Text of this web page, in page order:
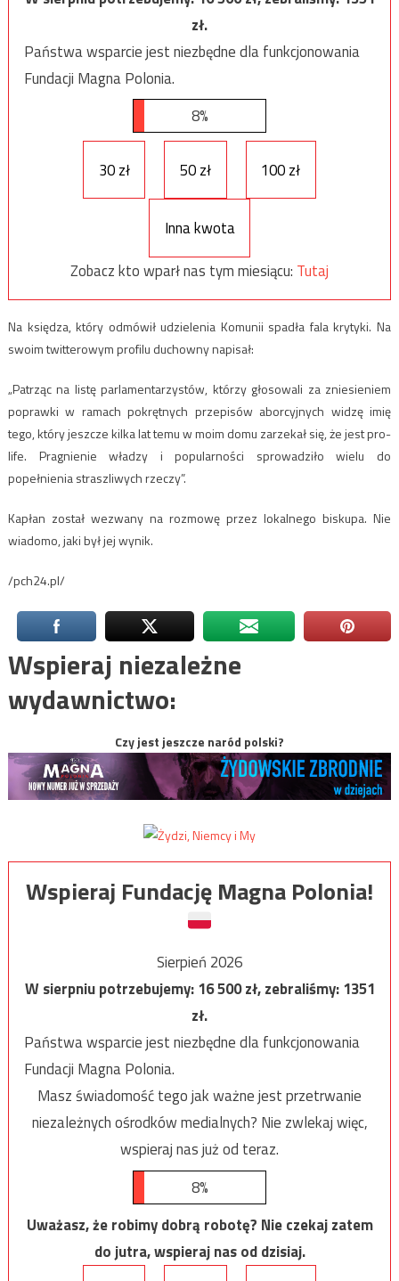
zł.
Państwa wsparcie jest niezbędne dla funkcjonowania
Fundacji Magna Polonia.
8%
30 zł 50 zł 100 zł
Inna kwota
Zobacz kto wparł nas tym miesiącu: Tutaj
Na księdza, który odmówił udzielenia Komunii spadła fala krytyki. Na
swoim twitterowym profilu duchowny napisał:
„Patrząc na listę parlamentarzystów, którzy głosowali za zniesieniem
poprawki w ramach pokrętnych przepisów aborcyjnych widzę imię
tego, który jeszcze kilka lat temu w moim domu zarzekał się, że jest pro-
life. Pragnienie władzy i popularności sprowadziło wielu do
popełnienia straszliwych rzeczy”.
Kapłan został wezwany na rozmowę przez lokalnego biskupa. Nie
wiadomo, jaki był jej wynik.
/pch24.pl/
Wspieraj niezależne
wydawnictwo:
Czy jest jeszcze naród polski?
Wspieraj Fundację Magna Polonia!
Sierpień 2026
W sierpniu potrzebujemy:16 500zł, zebraliśmy:1351
zł.
Państwa wsparcie jest niezbędne dla funkcjonowania
Fundacji Magna Polonia.
Masz świadomość tego jak ważne jest przetrwanie
niezależnych ośrodków medialnych? Nie zwlekaj więc,
wspieraj nas już od teraz.
8%
Uważasz, że robimy dobrą robotę? Nie czekaj zatem
do jutra, wspieraj nas od dzisiaj.